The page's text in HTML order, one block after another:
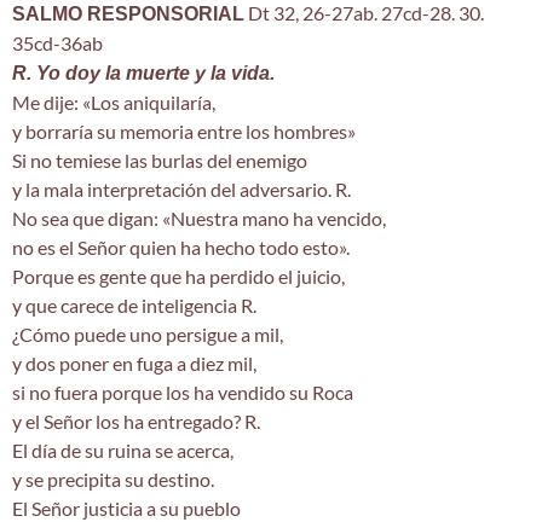
SALMO RESPONSORIAL Dt 32, 26-27ab. 27cd-28. 30.
35cd-36ab
R. Yo doy la muerte y la vida.
Me dije: «Los aniquilaría,
y borraría su memoria entre los hombres»
Si no temiese las burlas del enemigo
y la mala interpretación del adversario. R.
No sea que digan: «Nuestra mano ha vencido,
no es el Señor quien ha hecho todo esto».
Porque es gente que ha perdido el juicio,
y que carece de inteligencia R.
¿Cómo puede uno persigue a mil,
y dos poner en fuga a diez mil,
si no fuera porque los ha vendido su Roca
y el Señor los ha entregado? R.
El día de su ruina se acerca,
y se precipita su destino.
El Señor justicia a su pueblo